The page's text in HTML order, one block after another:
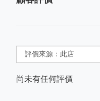
尚未有任何評價